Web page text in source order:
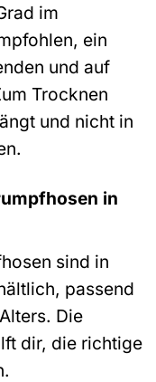
im
ein
und auf
Trocknen
und nicht in
in
sind in
passend
Die
dir, die richtige